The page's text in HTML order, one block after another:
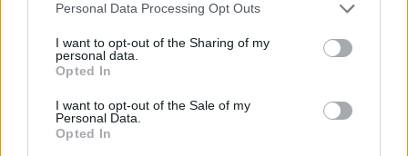
Personal Data Processing Opt Outs
I want to opt-out of the Sharing of my
personal data.
Opted In
I want to opt-out of the Sale of my
Personal Data.
Opted In
ΣΧΟΛΙΑΣΤΕ
ΤΕΛΕΥΤΑΙΑ ΝΕΑ
ΕΡΑΣΙΤΕΧΝΗΣ